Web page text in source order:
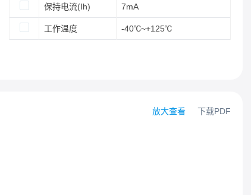
保持电流(Ih) 7mA
工作温度 -40℃~+125℃
放大查看 下载PDF